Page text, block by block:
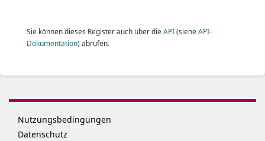
Sie können dieses Register auch über die API(siehe API-
Dokumentation) abrufen.
Nutzungsbedingungen
Datenschutz